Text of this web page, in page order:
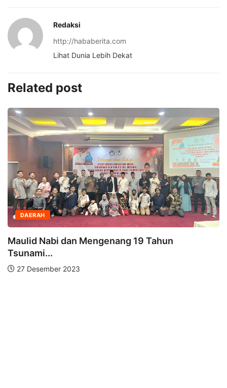
Redaksi
http://hababerita.com
Lihat Dunia Lebih Dekat
Related post
19 Tahun